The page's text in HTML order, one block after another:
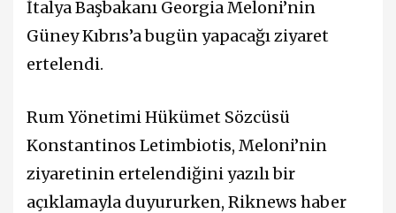
İtalya Başbakanı Georgia Meloni’nin
Güney Kıbrıs’a bugün yapacağı ziyaret
ertelendi.
Rum Yönetimi Hükümet Sözcüsü
Konstantinos Letimbiotis, Meloni’nin
ziyaretinin ertelendiğini yazılı bir
açıklamayla duyururken, Riknews haber